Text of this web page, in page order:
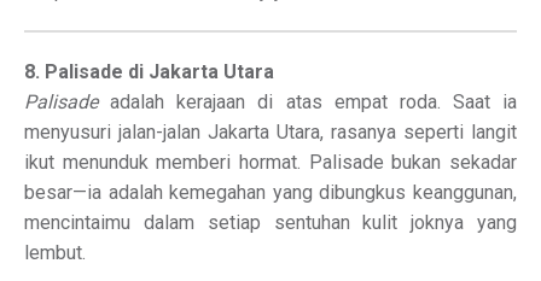
8. Palisade di Jakarta Utara
Palisadeadalah kerajaan di atas empat roda. Saat ia
menyusuri jalan-jalan Jakarta Utara, rasanya seperti langit
ikut menunduk memberi hormat. Palisade bukan sekadar
besar—ia adalah kemegahan yang dibungkus keanggunan,
mencintaimu dalam setiap sentuhan kulit joknya yang
lembut.